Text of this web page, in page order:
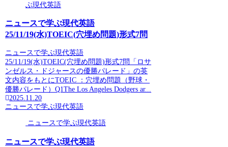
ぶ現代英語
ニュースで学ぶ現代英語
25/11/19(水)TOEIC(穴埋め問題)形式7問
ニュースで学ぶ現代英語
25/11/19(水)TOEIC(穴埋め問題)形式7問「ロサ
ンゼルス・ドジャースの優勝パレード」の英
文内容をもとにTOEIC ：穴埋め問題（野球・
優勝パレード）Q1The Los Angeles Dodgers ar...
2025.11.20
ニュースで学ぶ現代英語
ニュースで学ぶ現代英語
ニュースで学ぶ現代英語